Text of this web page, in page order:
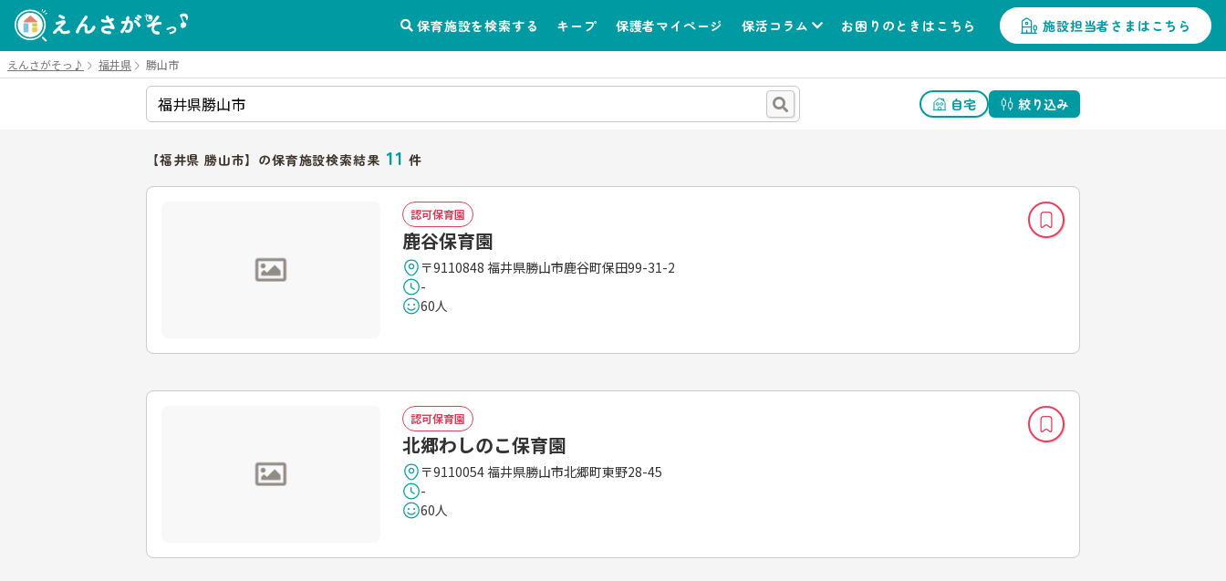
保育施設を検索する キープ 保護者マイページ 保活コラム お困りのときはこちら 施設担当者さまはこちら
えんさがそっ♪ 福井県 勝山市
自宅 絞り込み
【福井県 勝山市】の保育施設検索結果 11 件
認可保育園
鹿谷保育園
〒9110848 福井県勝山市鹿谷町保田99-31-2
-
60人
認可保育園
北郷わしのこ保育園
〒9110054 福井県勝山市北郷町東野28-45
-
60人